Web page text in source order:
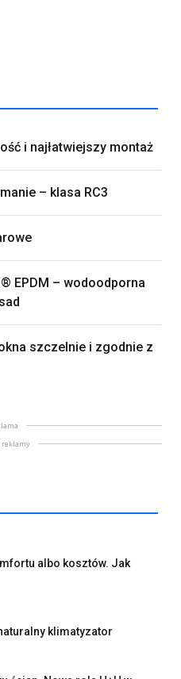
i najłatwiejszy montaż
– klasa RC3
EPDM – wodoodporna
szczelnie i zgodnie z
reklamy
albo kosztów. Jak
klimatyzator